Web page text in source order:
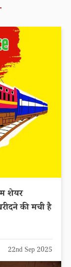
शेयर
की मची है
22nd Sep 2025